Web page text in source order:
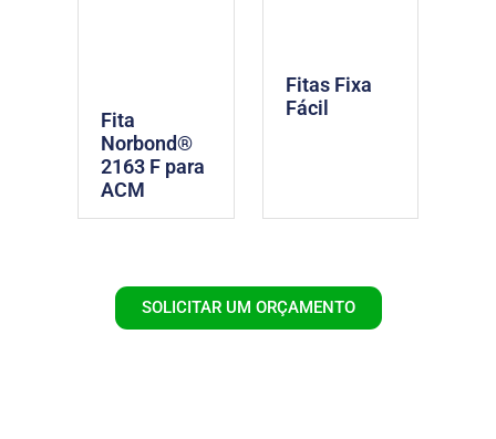
Fita
Norbond®
2163 F para
ACM
Fitas Fixa
Fácil
SOLICITAR UM ORÇAMENTO